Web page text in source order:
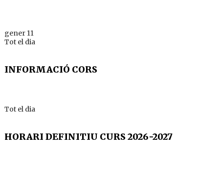
gener 11
Tot el dia
INFORMACIÓ CORS
Tot el dia
HORARI DEFINITIU CURS 2026-2027